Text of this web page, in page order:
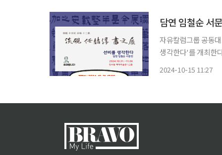
담연 임철순 서
자유칼럼그룹 공동
생각한다'를 개최한다. 임 전 주필은 올해 언론계, 50년 서예 12년을 기념해 31일부
2024-10-15 11:27